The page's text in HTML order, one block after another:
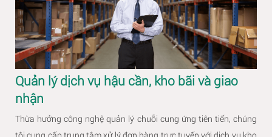
Quản lý dịch vụ hậu cần, kho bãi và giao
nhận
Thừa hưởng công nghệ quản lý chuỗi cung ứng tiên tiến, chúng
tôi cung cấp trung tâm xử lý đơn hàng trực tuyến với dịch vụ kho